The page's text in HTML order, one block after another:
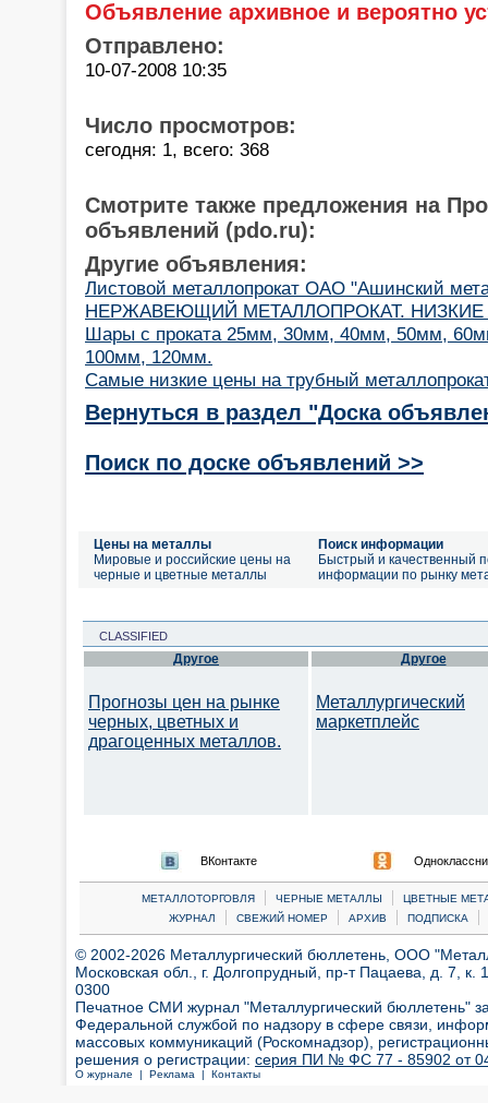
Объявление архивное и вероятно
Отправлено:
10-07-2008 10:35
Число просмотров:
сегодня: 1, всего: 368
Смотрите также предложения на
объявлений (pdo.ru):
Другие объявления:
Листовой металлопрокат ОАО "Ашинский
НЕРЖАВЕЮЩИЙ МЕТАЛЛОПРОКАТ.
Шары с проката 25мм, 30мм, 40мм, 50мм,
100мм, 120мм.
Самые низкие цены на трубный
Вернуться в раздел "Доска
Поиск по доске объявлений >>
Цены на металлы
Мировые и российские цены на
черные и цветные металлы
Поиск информации
Быстрый и качественный
информации по рынку
CLASSIFIED
Другое
Прогнозы цен на рынке
черных, цветных и
драгоценных металлов.
Другое
Металлургический
маркетплейс
ВКонтакте
МЕТАЛЛОТОРГОВЛЯ | ЧЕРНЫЕ МЕТАЛЛЫ |
ЦВЕТНЫЕ
ЖУРНАЛ
| СВЕЖИЙ НОМЕР | АРХИВ | ПОДПИСКА |
© 2002-2026 Металлургический бюллетень, ООО
Московская обл., г. Долгопрудный, пр-т Пацаева, д. 7,
0300
Печатное СМИ журнал "Металлургический бюллетень"
Федеральной службой по надзору в сфере связи,
массовых коммуникаций (Роскомнадзор),
решения о регистрации: серия ПИ № ФС 77 - 85902 от 04
О журнале | Реклама | Контакты